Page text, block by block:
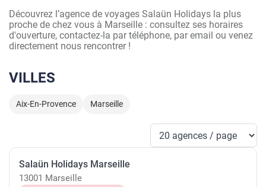
Découvrez l’agence de voyages Salaün Holidays la plus
proche de chez vous à Marseille : consultez ses horaires
d'ouverture, contactez-la par téléphone, par email ou venez
directement nous rencontrer !
VILLES
Aix-En-Provence Marseille
Salaün Holidays Marseille
13001 Marseille